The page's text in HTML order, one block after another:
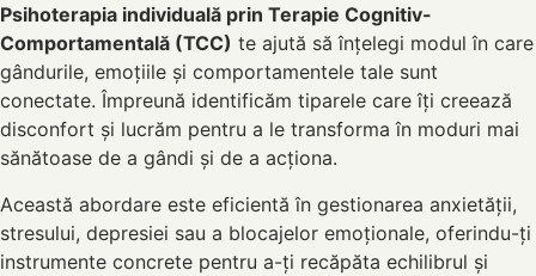
Psihoterapia individuală prin Terapie Cognitiv-
Comportamentală (TCC) te ajută să înțelegi modul în care
gândurile, emoțiile și comportamentele tale sunt
conectate. Împreună identificăm tiparele care îți creează
disconfort și lucrăm pentru a le transforma în moduri mai
sănătoase de a gândi și de a acționa.
Această abordare este eficientă în gestionarea anxietății,
stresului, depresiei sau a blocajelor emoționale, oferindu-ți
instrumente concrete pentru a-ți recăpăta echilibrul și